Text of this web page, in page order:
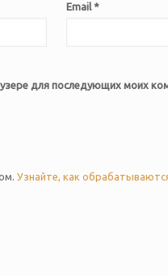
Email *
для последующих моих
Узнайте, как